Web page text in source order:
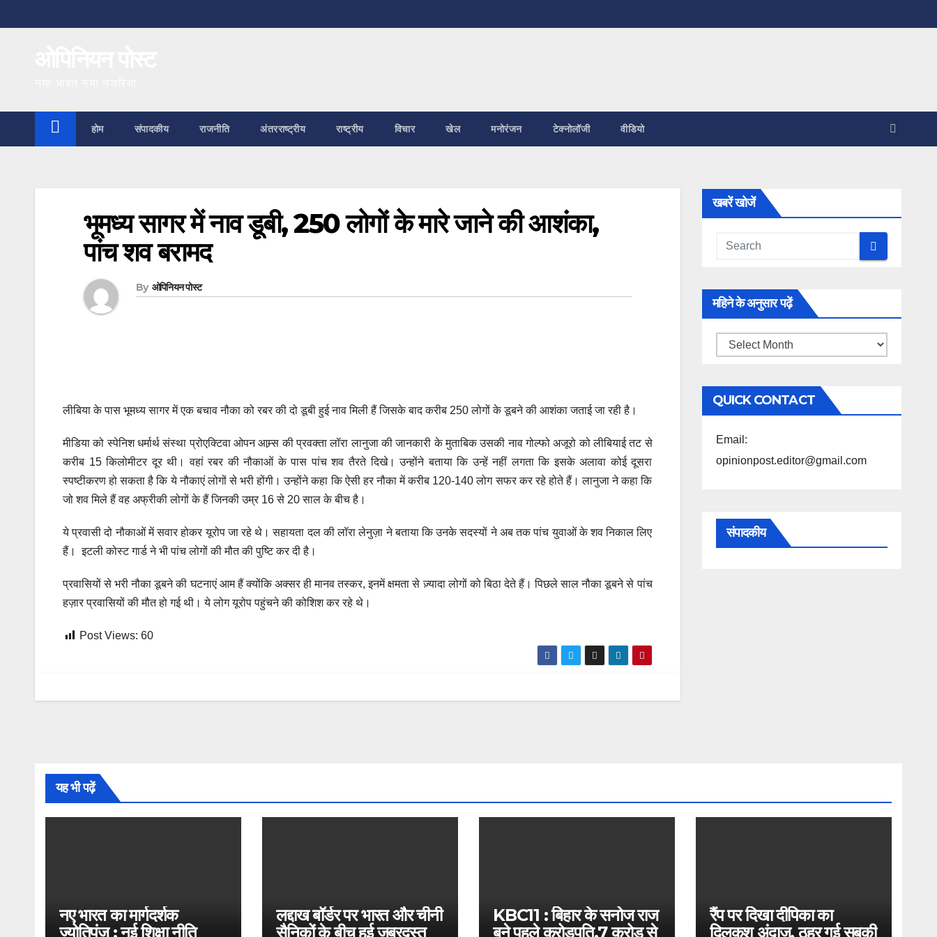
to
होम संपादकीय राजनीति अंतरराष्ट्रीय राष्ट्रीय विचार खेल मनोरंजन टेक्नोलॉजी वीडियो
भूमध्य सागर में नाव डूबी, 250 लोगों के मारे जाने की आशंका,
पांच शव बरामद
By ओपिनियन पोस्ट
लीबिया के पास भूमध्य सागर में एक बचाव नौका को रबर की दो डूबी हुई नाव मिली हैं जिसके बाद करीब 250 लोगों के डूबने की आशंका जताई जा रही है।
मीडिया को स्पेनिश धर्मार्थ संस्था प्रोएक्टिवा ओपन आम्र्स की प्रवक्ता लॉरा लानुजा की जानकारी के मुताबिक उसकी नाव गोल्फो अजूरो को लीबियाई तट से
करीब 15 किलोमीटर दूर थी। वहां रबर की नौकाओं के पास पांच शव तैरते दिखे। उन्होंने बताया कि उन्हें नहीं लगता कि इसके अलावा कोई दूसरा
स्पष्टीकरण हो सकता है कि ये नौकाएं लोगों से भरी होंगी। उन्होंने कहा कि ऐसी हर नौका में करीब 120-140 लोग सफर कर रहे होते हैं। लानुजा ने कहा कि
जो शव मिले हैं वह अफ्रीकी लोगों के हैं जिनकी उम्र 16 से 20 साल के बीच है।
ये प्रवासी दो नौकाओं में सवार होकर यूरोप जा रहे थे। सहायता दल की लॉरा लेनुज़ा ने बताया कि उनके सदस्यों ने अब तक पांच युवाओं के शव निकाल लिए
हैं। इटली कोस्ट गार्ड ने भी पांच लोगों की मौत की पुष्टि कर दी है।
प्रवासियों से भरी नौका डूबने की घटनाएं आम हैं क्योंकि अक्सर ही मानव तस्कर, इनमें क्षमता से ज़्यादा लोगों को बिठा देते हैं। पिछले साल नौका डूबने से पांच
हज़ार प्रवासियों की मौत हो गई थी। ये लोग यूरोप पहुंचने की कोशिश कर रहे थे।
Post Views: 60
खबरें खोजें
महिने के अनुसार पढ़ें
महिने
अनुसार
पढ़ें
QUICK CONTACT
Email:
opinionpost.editor@gmail.com
संपादकीय
यह भी पढ़ें
नए भारत का मार्गदर्शक
ज्योतिपुंज : नई शिक्षा नीति
लद्दाख बॉर्डर पर भारत और चीनी
सैनिकों के बीच हुई जबरदस्त
KBC11 : बिहार के सनोज राज
बने पहले करोड़पति,7 करोड़ से
रैंप पर दिखा दीपिका का
दिलकश अंदाज, ठहर गई सबकी